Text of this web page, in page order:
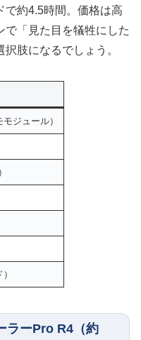
で約4.5時間。価格は高
で「見た目を犠牲にした
肢になるでしょう。
ジュール）
ラーPro R4（約